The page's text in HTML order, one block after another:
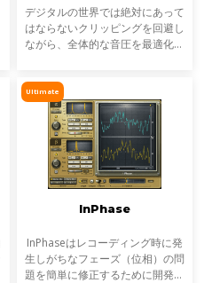
デジタルの世界では絶対にあって
はならないクリッピングを回避し
ながら、全体的な音圧を最適化し
となっているWavesのマキシマイ
ザー。
Ultimate
InPhase
InPhaseはレコーディング時に発
生しがちなフェーズ（位相）の問
題を簡単に修正するために開発さ